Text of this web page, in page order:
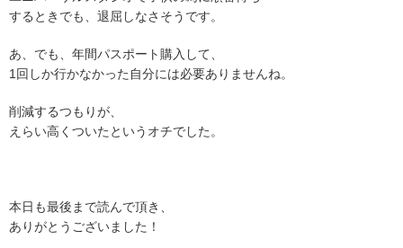
するときでも、退屈しなさそうです。
あ、でも、年間パスポート購入して、
1回しか行かなかった自分には必要ありませんね。
削減するつもりが、
えらい高くついたというオチでした。
本日も最後まで読んで頂き、
ありがとうございました！